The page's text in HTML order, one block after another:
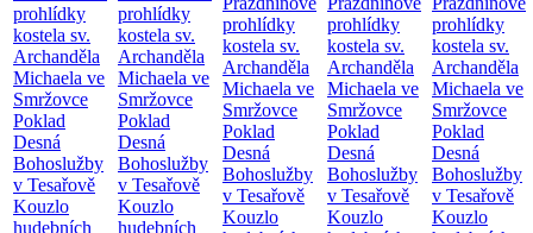
prohlídky
kostela sv.
Archanděla
Michaela ve
Smržovce
Poklad
Desná
Bohoslužby
v Tesařově
Kouzlo
hudebních
prohlídky
kostela sv.
Archanděla
Michaela ve
Smržovce
Poklad
Desná
Bohoslužby
v Tesařově
Kouzlo
hudebních
prohlídky
kostela sv.
Archanděla
Michaela ve
Smržovce
Poklad
Desná
Bohoslužby
v Tesařově
Kouzlo
prohlídky
kostela sv.
Archanděla
Michaela ve
Smržovce
Poklad
Desná
Bohoslužby
v Tesařově
Kouzlo
prohlídky
kostela sv.
Archanděla
Michaela ve
Smržovce
Poklad
Desná
Bohoslužby
v Tesařově
Kouzlo